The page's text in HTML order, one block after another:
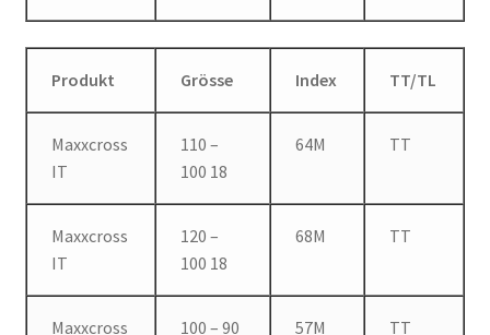
Produkt Grösse Index TT/TL
Maxxcross
IT
110 –
100 18
64M TT
Maxxcross
IT
120 –
100 18
68M TT
Maxxcross 100 – 90 57M TT